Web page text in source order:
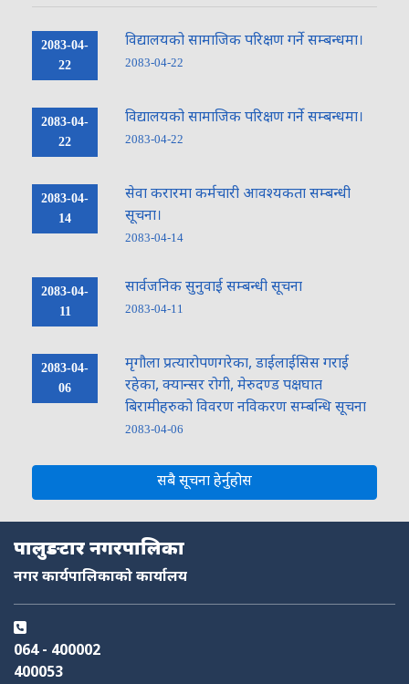
2083-04-
22
विद्यालयको सामाजिक परिक्षण गर्ने सम्बन्धमा।
2083-04-22
2083-04-
22
विद्यालयको सामाजिक परिक्षण गर्ने सम्बन्धमा।
2083-04-22
2083-04-
14
सेवा करारमा कर्मचारी आवश्यकता सम्बन्धी
सूचना।
2083-04-14
2083-04-
11
सार्वजनिक सुनुवाई सम्बन्धी सूचना
2083-04-11
2083-04-
06
मृगौला प्रत्यारोपणगरेका, डाईलाईसिस गराई
रहेका, क्यान्सर रोगी, मेरुदण्ड पक्षघात
बिरामीहरुको विवरण नविकरण सम्बन्धि सूचना
2083-04-06
सबै सूचना हेर्नुहोस
पालुङटार नगरपालिका
नगर कार्यपालिकाको कार्यालय
064 - 400002
400053